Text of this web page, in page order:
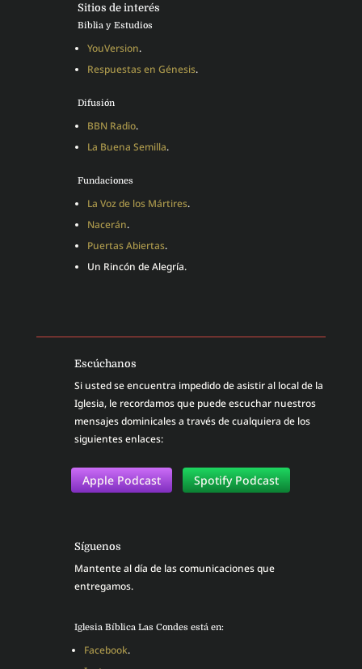
Sitios de interés
Biblia y Estudios
YouVersion.
Respuestas en Génesis.
Difusión
BBN Radio.
La Buena Semilla.
Fundaciones
La Voz de los Mártires.
Nacerán.
Puertas Abiertas.
Un Rincón de Alegría.
Escúchanos
Si usted se encuentra impedido de asistir al local de la
Iglesia, le recordamos que puede escuchar nuestros
mensajes dominicales a través de cualquiera de los
siguientes enlaces:
Apple Podcast Spotify Podcast
Síguenos
Mantente al día de las comunicaciones que
entregamos.
Iglesia Bíblica Las Condes está en:
Facebook.